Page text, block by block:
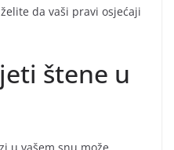
da vaši pravi osjećaji
štene u
u vašem snu može